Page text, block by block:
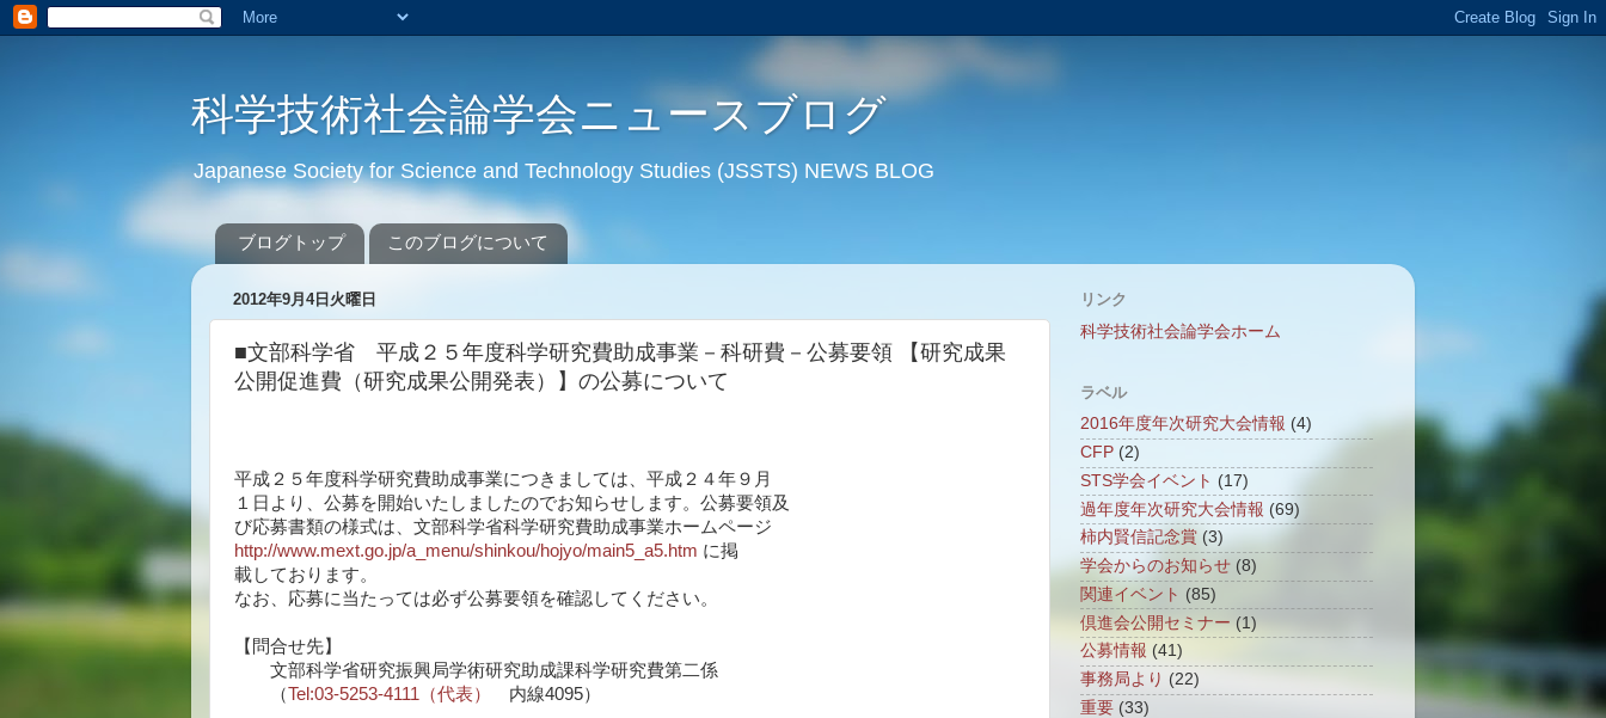
科学技術社会論学会ニュースブログ
Japanese Society for Science and Technology Studies (JSSTS) NEWS BLOG
ブログトップ このブログについて
2012年9月4日火曜日
■文部科学省 平成２５年度科学研究費助成事業－科研費－公募要領 【研究成果
公開促進費（研究成果公開発表）】の公募について
平成２５年度科学研究費助成事業につきましては、平成２４年９月
１日より、公募を開始いたしましたのでお知らせします。公募要領及
び応募書類の様式は、文部科学省科学研究費助成事業ホームページ
http://www.mext.go.jp/a_menu/shinkou/hojyo/main5_a5.htm に掲
載しております。
なお、応募に当たっては必ず公募要領を確認してください。
【問合せ先】
文部科学省研究振興局学術研究助成課科学研究費第二係
（Tel:03-5253-4111（代表） 内線4095）
リンク
科学技術社会論学会ホーム
ラベル
2016年度年次研究大会情報 (4)
CFP (2)
STS学会イベント (17)
過年度年次研究大会情報 (69)
柿内賢信記念賞 (3)
学会からのお知らせ (8)
関連イベント (85)
倶進会公開セミナー (1)
公募情報 (41)
事務局より (22)
重要 (33)